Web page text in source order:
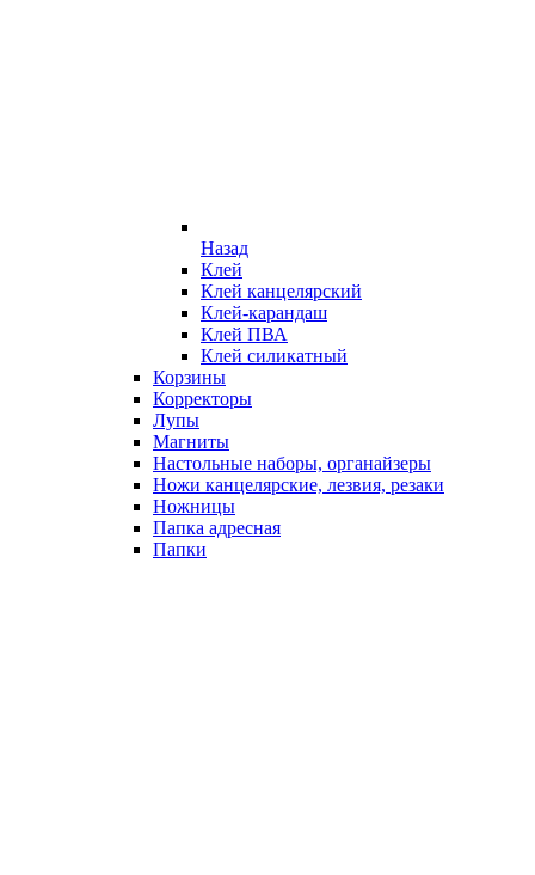
Назад
Клей
Клей канцелярский
Клей-карандаш
Клей ПВА
Клей силикатный
Корзины
Корректоры
Лупы
Магниты
Настольные наборы, органайзеры
Ножи канцелярские, лезвия, резаки
Ножницы
Папка адресная
Папки